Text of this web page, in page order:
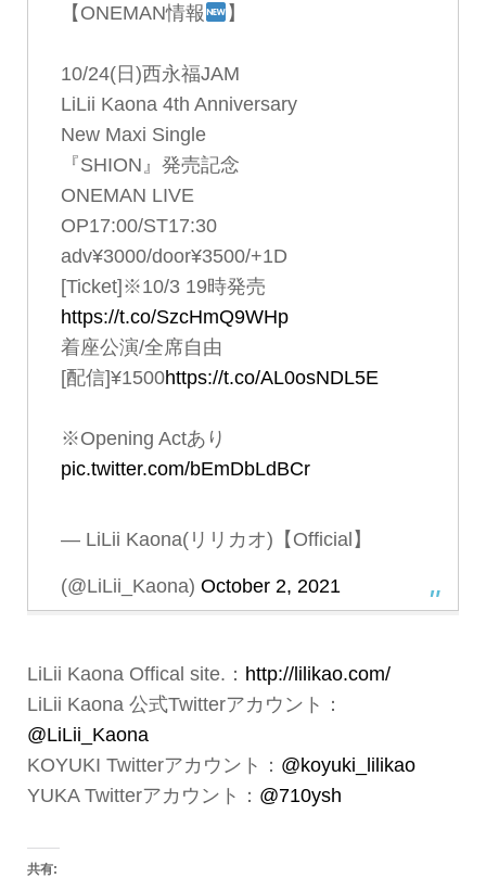
【ONEMAN情報 】
10/24(日)西永福JAM
LiLii Kaona 4th Anniversary
New Maxi Single
『SHION』発売記念
ONEMAN LIVE
OP17:00/ST17:30
adv¥3000/door¥3500/+1D
[Ticket]※10/3 19時発売
https://t.co/SzcHmQ9WHp
着座公演/全席自由
[配信]¥1500https://t.co/AL0osNDL5E
※Opening Actあり
pic.twitter.com/bEmDbLdBCr
— LiLii Kaona(リリカオ)【Official】
(@LiLii_Kaona) October 2, 2021
LiLii Kaona Offical site.： http://lilikao.com/
LiLii Kaona 公式Twitterアカウント：
@LiLii_Kaona
KOYUKI Twitterアカウント： @koyuki_lilikao
YUKA Twitterアカウント： @710ysh
共有: